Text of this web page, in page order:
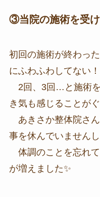
③当院の施術を受
初回の施術が終わっ
にふわふわしてない
2回、3回…と施術を
き気も感じることが
あきさか整体院さ
事を休んでいません
体調のことを忘れ
が増えました✨